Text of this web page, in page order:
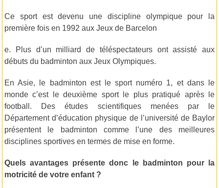
Ce sport est devenu une discipline olympique pour la
première fois en 1992 aux Jeux de Barcelon
e. Plus d’un milliard de téléspectateurs ont assisté aux
débuts du badminton aux Jeux Olympiques.
En Asie, le badminton est le sport numéro 1, et dans le
monde c’est le deuxième sport le plus pratiqué après le
football. Des études scientifiques menées par le
Département d’éducation physique de l’université de Baylor
présentent le badminton comme l’une des meilleures
disciplines sportives en termes de mise en forme.
Quels avantages présente donc le badminton pour la
motricité de votre enfant ?